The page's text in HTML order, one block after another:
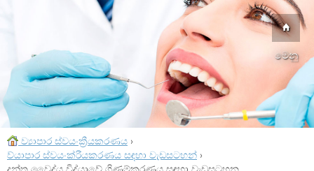
මෙනු
ව්‍යාපාර ස්වයංක්‍රීයකරණය ›
ව්යාපාර ස්වයංක්රීයකරණය සඳහා වැඩසටහන් ›